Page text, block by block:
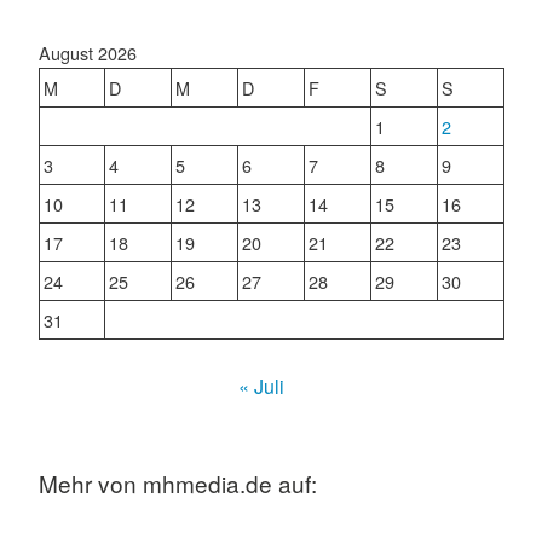
August 2026
M
D M D F S
S
1
2
3
4 5 6 7 8
9
10
11 12 13 14 15
16
17
18 19 20 21 22
23
24
25 26 27 28 29
30
31
« Juli
Mehr von mhmedia.de auf: